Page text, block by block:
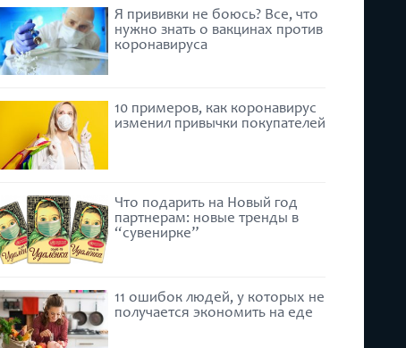
Я прививки не боюсь? Все, что
нужно знать о вакцинах против
коронавируса
10 примеров, как коронавирус
изменил привычки покупателей
Что подарить на Новый год
партнерам: новые тренды в
“сувенирке”
11 ошибок людей, у которых не
получается экономить на еде